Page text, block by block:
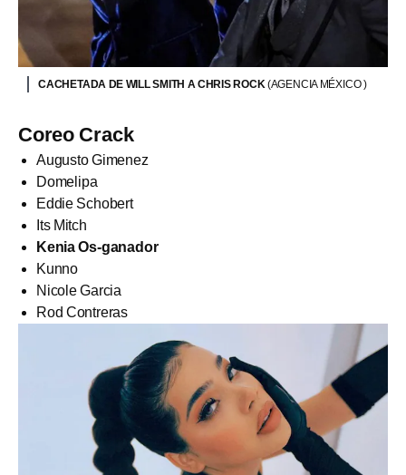
CACHETADA DE WILL SMITH A CHRIS ROCK(AGENCIA MÉXICO )
Coreo Crack
Augusto Gimenez
Domelipa
Eddie Schobert
Its Mitch
Kenia Os-ganador
Kunno
Nicole Garcia
Rod Contreras